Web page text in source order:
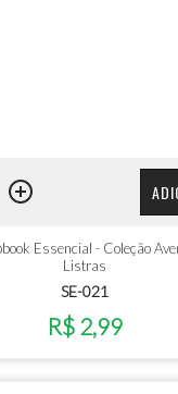
Essencial - Coleção
Listras
SE-021
R$ 2,99